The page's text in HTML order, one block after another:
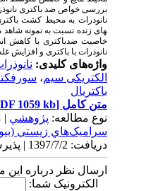
بررسی خواص ضد باکتری
نانوذرات به محیط کشت باکتری
های زنده نسبت به نمونه شاهد
خاصیت ضدباکتری با کاهش
نانوذرات با باکتری و افزایش
واژه‌های کلیدی:
الکتریکی سیم،
باکتریال
متن کامل[PDF 1059 kb]
نوع مطالعه:پژوهشي|
سراميک‌هاي زیستی
دریافت: 1397/7/2 | پذیرش: 1397/7/2
ارسال نظر درباره این
الکترونیک شما: